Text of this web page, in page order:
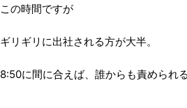
この時間ですが
ギリギリに出社される方が大半。
8:50に間に合えば、誰からも責められ